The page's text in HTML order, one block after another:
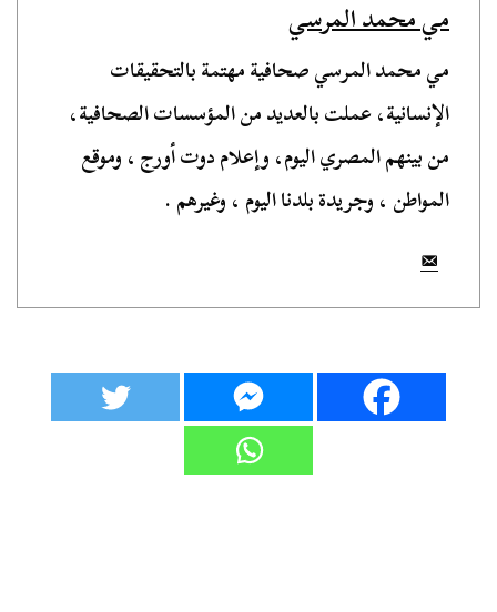
مي محمد المرسي
مي محمد المرسي صحافية مهتمة بالتحقيقات
الإنسانية، عملت بالعديد من المؤسسات الصحافية،
من بينهم المصري اليوم، وإعلام دوت أورج ، وموقع
المواطن ، وجريدة بلدنا اليوم ، وغيرهم .